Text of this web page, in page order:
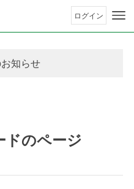
ログイン
知らせ
員の皆様へ閲覧本数変更
員の皆様へ閲覧本数変更
ドのページ